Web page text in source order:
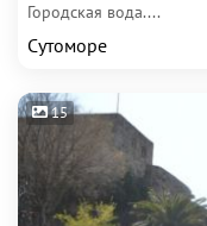
Городская вода....
Сутоморе
15